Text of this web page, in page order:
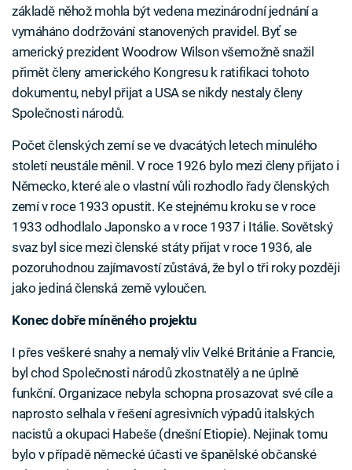
základě něhož mohla být vedena mezinárodní jednání a
vymáháno dodržování stanovených pravidel. Byť se
americký prezident Woodrow Wilson všemožně snažil
přimět členy amerického Kongresu k ratifikaci tohoto
dokumentu, nebyl přijat a USA se nikdy nestaly členy
Společnosti národů.
Počet členských zemí se ve dvacátých letech minulého
století neustále měnil. V roce 1926 bylo mezi členy přijato i
Německo, které ale o vlastní vůli rozhodlo řady členských
zemí v roce 1933 opustit. Ke stejnému kroku se v roce
1933 odhodlalo Japonsko a v roce 1937 i Itálie. Sovětský
svaz byl sice mezi členské státy přijat v roce 1936, ale
pozoruhodnou zajímavostí zůstává, že byl o tři roky později
jako jediná členská země vyloučen.
Konec dobře míněného projektu
I přes veškeré snahy a nemalý vliv Velké Británie a Francie,
byl chod Společnosti národů zkostnatělý a ne úplně
funkční. Organizace nebyla schopna prosazovat své cíle a
naprosto selhala v řešení agresivních výpadů italských
nacistů a okupaci Habeše (dnešní Etiopie). Nejinak tomu
bylo v případě německé účasti ve španělské občanské